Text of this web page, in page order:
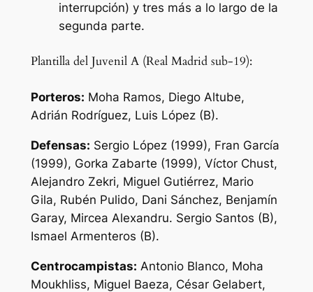
interrupción) y tres más a lo largo de la
segunda parte.
Plantilla del Juvenil A (Real Madrid sub-19):
Porteros: Moha Ramos, Diego Altube,
Adrián Rodríguez, Luis López (B).
Defensas: Sergio López (1999), Fran García
(1999), Gorka Zabarte (1999), Víctor Chust,
Alejandro Zekri, Miguel Gutiérrez, Mario
Gila, Rubén Pulido, Dani Sánchez, Benjamín
Garay, Mircea Alexandru. Sergio Santos (B),
Ismael Armenteros (B).
Centrocampistas: Antonio Blanco, Moha
Moukhliss, Miguel Baeza, César Gelabert,